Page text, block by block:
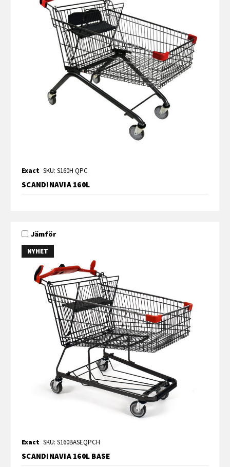
Exact SKU: S160H QPC
SCANDINAVIA 160L
NYHET
Jämför
Exact SKU: S160BASEQPCH
SCANDINAVIA 160L BASE